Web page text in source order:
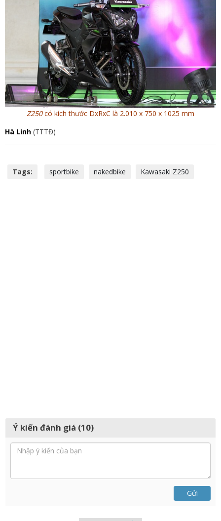
Z250có kích thước DxRxC là 2.010 x 750 x 1025 mm
Hà Linh (TTTĐ)
Tags: sportbike nakedbike Kawasaki Z250
Ý kiến đánh giá (10)
Gửi